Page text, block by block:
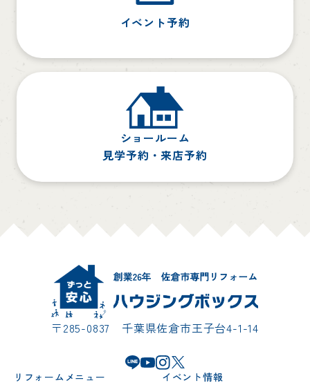
イベント予約
ショールーム
見学予約・来店予約
〒285-0837 千葉県佐倉市王子台4-1-14
リフォームメニュー
イベント情報